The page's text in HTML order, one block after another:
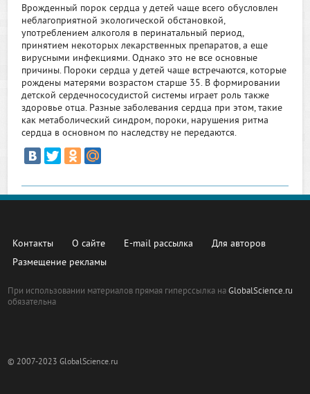
Врожденный порок сердца у детей чаще всего обусловлен
неблагоприятной экологической обстановкой,
употреблением алкоголя в перинатальный период,
принятием некоторых лекарственных препаратов, а еще
вирусными инфекциями. Однако это не все основные
причины. Пороки сердца у детей чаще встречаются, которые
рождены матерями возрастом старше 35. В формировании
детской сердечнососудистой системы играет роль также
здоровье отца. Разные заболевания сердца при этом, такие
как метаболический синдром, пороки, нарушения ритма
сердца в основном по наследству не передаются.
Контакты О сайте E-mail рассылка
Для авторов
Размещение рекламы
При использовании материалов прямая гиперссылка наGlobalScience.ru
обязательна
© 2007-2023 GlobalScience.ru